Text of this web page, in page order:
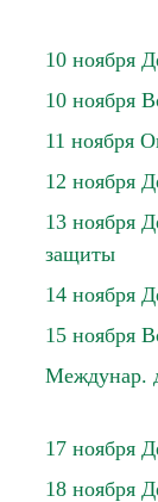
10 ноября
10 ноября
11 ноября
12 ноября
13 ноября
защиты
14 ноября
15 ноября
Междунар.
17 ноября
18 ноября